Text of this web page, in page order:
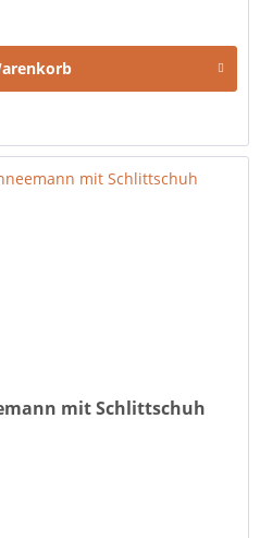
mit Schlittschuh